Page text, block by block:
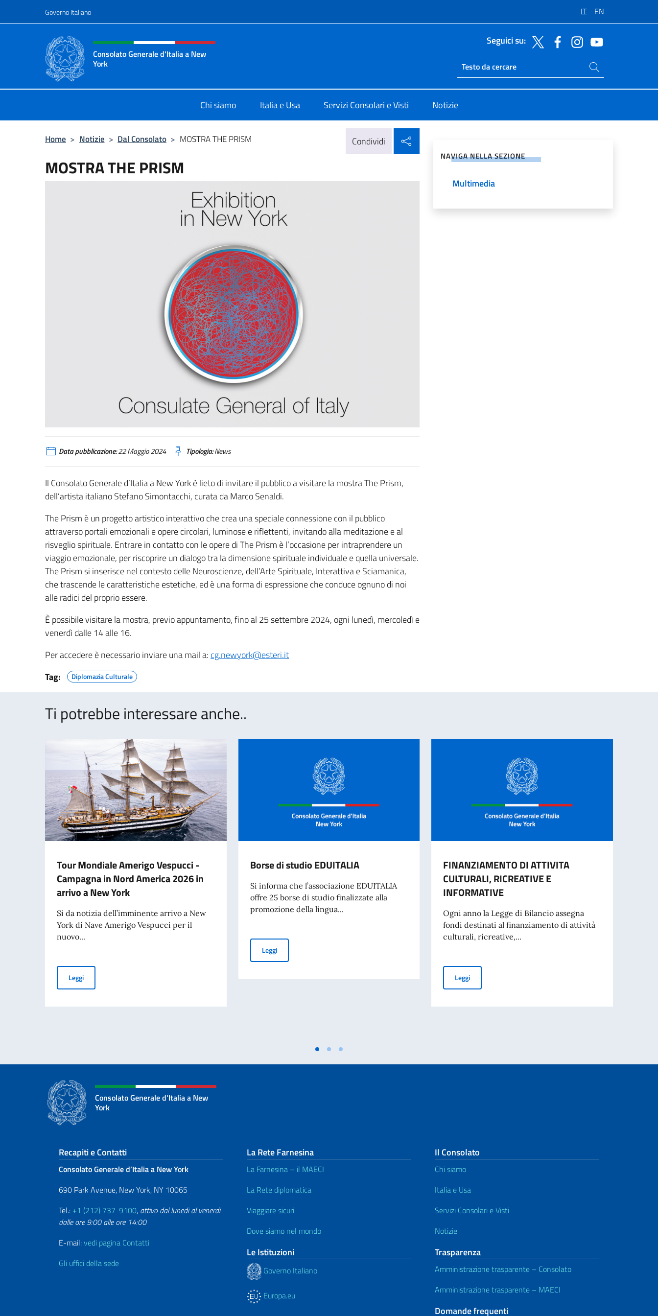
Governo Italiano IT EN
Intestazione sito, social e menù
Consolato Generale d'Italia a New
York
Seguici su:
Ricerca sito live
Cerca nel sito
Chi siamo Italia e Usa Servizi Consolari e Visti Notizie
Home > Notizie > Dal Consolato > MOSTRA THE PRISM Condividi
MOSTRA THE PRISM
Data pubblicazione:22 Maggio 2024 Tipologia:News
Il Consolato Generale d’Italia a New York è lieto di invitare il pubblico a visitare la mostra The Prism,
dell’artista italiano Stefano Simontacchi, curata da Marco Senaldi.
The Prism è un progetto artistico interattivo che crea una speciale connessione con il pubblico
attraverso portali emozionali e opere circolari, luminose e riflettenti, invitando alla meditazione e al
risveglio spirituale. Entrare in contatto con le opere di The Prism è l’occasione per intraprendere un
viaggio emozionale, per riscoprire un dialogo tra la dimensione spirituale individuale e quella universale.
The Prism si inserisce nel contesto delle Neuroscienze, dell’Arte Spirituale, Interattiva e Sciamanica,
che trascende le caratteristiche estetiche, ed è una forma di espressione che conduce ognuno di noi
alle radici del proprio essere.
È possibile visitare la mostra, previo appuntamento, fino al 25 settembre 2024, ogni lunedì, mercoledì e
venerdì dalle 14 alle 16.
Per accedere è necessario inviare una mail a: cg.newyork@esteri.it
Tag:
Diplomazia Culturale
NAVIGA NELLA SEZIONE
Multimedia
Ti potrebbe interessare anche..
Tour Mondiale Amerigo Vespucci -
Campagna in Nord America 2026 in
arrivo a New York
Si da notizia dell’imminente arrivo a New
York di Nave Amerigo Vespucci per il
nuovo...
LeggiTour Mondiale Amerigo Vespucci - Campagna in Nord America 2026 in arrivo a New York
Borse di studio EDUITALIA
Si informa che l’associazione EDUITALIA
offre 25 borse di studio finalizzate alla
promozione della lingua...
LeggiBorse di studio EDUITALIA
FINANZIAMENTO DI ATTIVITA
CULTURALI, RICREATIVE E
INFORMATIVE
Ogni anno la Legge di Bilancio assegna
fondi destinati al finanziamento di attività
culturali, ricreative,...
LeggiFINANZIAMENTO DI ATTIVITA CULTURALI, RICREATIVE E
Consolato Generale d'Italia a New
York
Sezione footer
Recapiti e Contatti
Consolato Generale d’Italia a New York
690 Park Avenue, New York, NY 10065
Tel.: +1 (212) 737-9100, attivo dal lunedi al venerdi
dalle ore 9:00 alle ore 14:00
E-mail:vedi pagina Contatti
Gli uffici della sede
La Rete Farnesina
La Farnesina – il MAECI
La Rete diplomatica
Viaggiare sicuri
Dove siamo nel mondo
Le Istituzioni
Governo Italiano
Europa.eu
Il Consolato
Chi siamo
Italia e Usa
Servizi Consolari e Visti
Notizie
Trasparenza
Amministrazione trasparente – Consolato
Amministrazione trasparente – MAECI
Domande frequenti